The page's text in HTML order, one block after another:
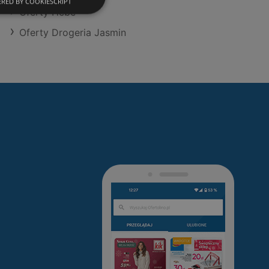
Oferty Hebe
Oferty Drogeria Jasmin